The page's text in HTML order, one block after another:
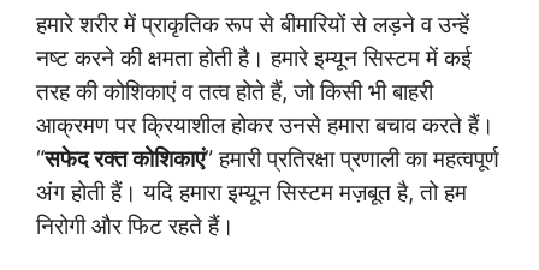
हमारे शरीर में प्राकृतिक रूप से बीमारियों से लड़ने व उन्हें
नष्ट करने की क्षमता होती है। हमारे इम्यून सिस्टम में कई
तरह की कोशिकाएं व तत्व होते हैं, जो किसी भी बाहरी
आक्रमण पर क्रियाशील होकर उनसे हमारा बचाव करते हैं।
“सफेद रक्त कोशिकाएं” हमारी प्रतिरक्षा प्रणाली का महत्वपूर्ण
अंग होती हैं। यदि हमारा इम्यून सिस्टम मज़बूत है, तो हम
निरोगी और फिट रहते हैं।